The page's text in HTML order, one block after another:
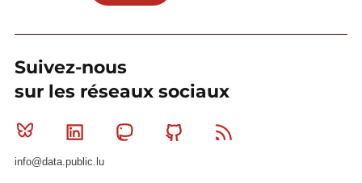
Suivez-nous
sur les réseaux sociaux
Bluesky Linkedin MastodonGithub
info@data.public.lu